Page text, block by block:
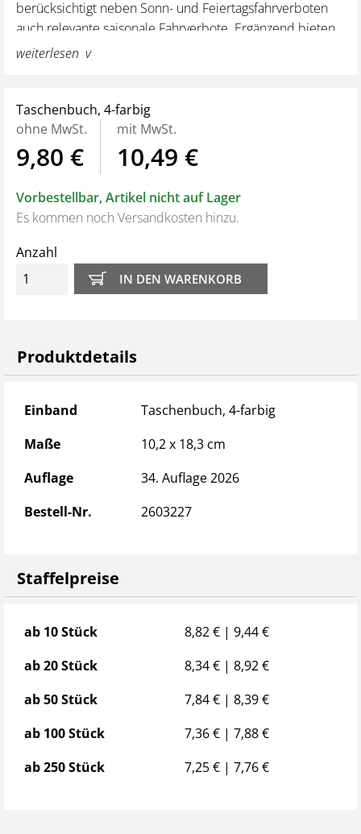
berücksichtigt neben Sonn- und Feiertagsfahrverboten
auch relevante saisonale Fahrverbote. Ergänzend bieten
kompakte Länderinformationen einen schnellen
Mautsysteme sowie zulässige Gewichte, Abmessungen
und Geschwindigkeiten. So haben Fahrer die wichtigsten
Regelungen für den internationalen Einsatz jederzeit
griffbereit.
Neue Themen und Schwerpunkte für 2027:
Länderinfos sowie Kalendarium mit Fahrverboten in
Europa umfangreich überarbeitet mit optimierter
Erklärung
Recht A-Z, das jährliche Update zu rechtlichen
Änderungen umfangreich überarbeitet und ergänzt
Fahrermangel bekämpfen: Gesundheitsthemen wie
Umgang mit Stress stehen im Mittelpunkt
Wo stehen wir? Parkraumdringend gesucht!
Unternehmer und
dergesetzlich geforderten Information und
Unterweisung des Fahrpersonals, sowohl im Rahmen
etwa zum digitalen Fahrtenschreiber.
Die beigefügte Bestätigungskarte hilft dabei gleich
dreifach:
Einsatz des Bordbuchs als Unterweisungsmaßnahme
Kontrolle der Gültigkeit seiner Fahrererlaubnis
Kenntnisnahme der Mitarbeiterverpflichtung zum
weiterlesen
Taschenbuch, 4-farbig
ohne MwSt.
9,80 €
mit MwSt.
10,49 €
Vorbestellbar, Artikel nicht auf Lager
Es kommen noch Versandkosten hinzu.
Anzahl
Produktdetails
Produktdetails
Einband
Taschenbuch, 4-farbig
Maße
10,2 x 18,3 cm
Auflage
34. Auflage 2026
Bestell-Nr.
2603227
Staffelpreise
Staffelpreise
ab 10 Stück
8,82 € | 9,44 €
ab 20 Stück
8,34 € | 8,92 €
ab 50 Stück
7,84 € | 8,39 €
ab 100 Stück
7,36 € | 7,88 €
ab 250 Stück
7,25 € | 7,76 €